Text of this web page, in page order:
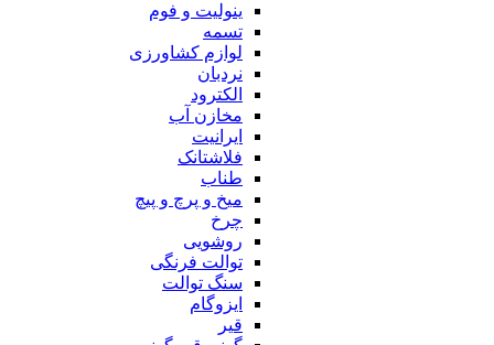
ینولیت و فوم
تسمه
لوازم کشاورزی
نردبان
الکترود
مخازن آب
ایرانیت
فلاشتانک
طناب
میخ و پرچ و پیچ
چرخ
روشویی
توالت فرنگی
سنگ توالت
ایزوگام
قیر